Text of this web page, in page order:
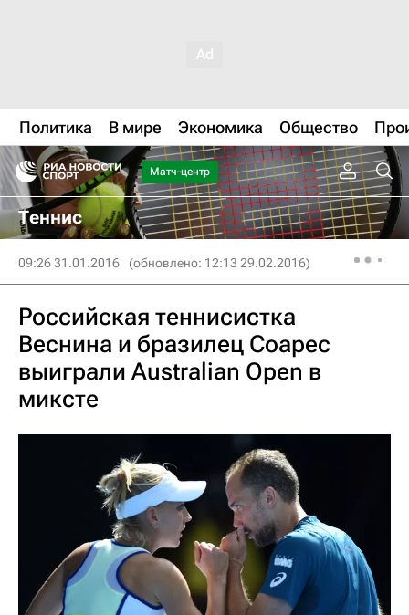
Политика В мире Экономика Общество
Матч-центр
Теннис
09:26 31.01.2016 (обновлено: 12:13 29.02.2016)
Российская теннисистка
Веснина и бразилец Соарес
выиграли Australian Open в
миксте